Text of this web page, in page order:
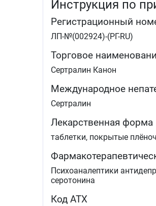
Инструкция по
Регистрационный
ЛП-№(002924)-(РГ-RU)
Торговое
Сертралин Канон
Международное
Сертралин
Лекарственная форма
таблетки, покрытые
Психоаналептики
серотонина
Код АТХ